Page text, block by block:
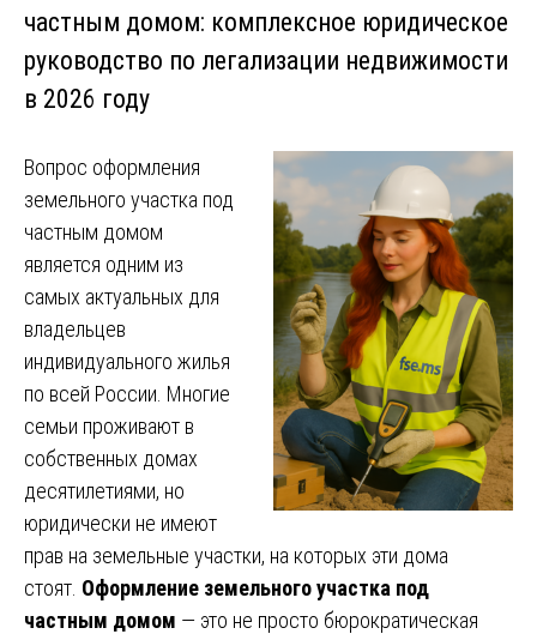
частным домом: комплексное юридическое
руководство по легализации недвижимости
в 2026 году
Вопрос оформления
земельного участка под
частным домом
является одним из
самых актуальных для
владельцев
индивидуального жилья
по всей России. Многие
семьи проживают в
собственных домах
десятилетиями, но
юридически не имеют
прав на земельные участки, на которых эти дома
стоят. Оформление земельного участка под
частным домом — это не просто бюрократическая